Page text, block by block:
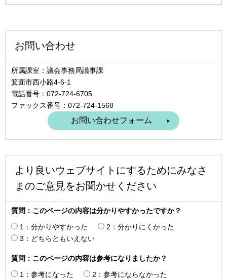
お問い合わせ
所属課室：議会事務局議事課
箕面市西小路4‐6‐1
電話番号：072-724-6705
ファックス番号：072-724-1568
より良いウェブサイトにするためにみなさ
まのご意見をお聞かせください
質問：このページの内容は分かりやすかったですか？
1：分かりやすかった
2：分かりにくかった
3：どちらともいえない
質問：このページの内容は参考になりましたか？
1：参考になった
2：参考にならなかった